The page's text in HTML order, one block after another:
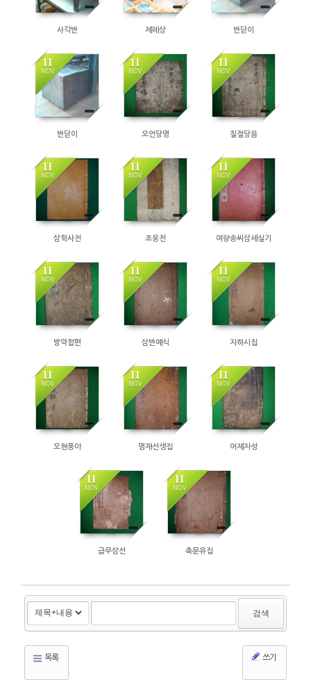
사각반 제례상 반닫이
11
NOV
반닫이
11
NOV
오언당명
11
NOV
칠절당음
11
NOV
삼학사전
11
NOV
조웅전
11
NOV
여량송씨삼세실기
11
NOV
방약합편
11
NOV
삼반예식
11
NOV
자하시집
11
NOV
오현풍아
11
NOV
명재선생집
11
NOV
어제자성
11
NOV
급무삼선
11
NOV
축문유집
검색
목록 쓰기